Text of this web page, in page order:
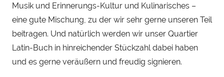
Musik und Erinnerungs-Kultur und Kulinarisches –
eine gute Mischung, zu der wir sehr gerne unseren Teil
beitragen. Und natürlich werden wir unser Quartier
Latin-Buch in hinreichender Stückzahl dabei haben
und es gerne veräußern und freudig signieren.